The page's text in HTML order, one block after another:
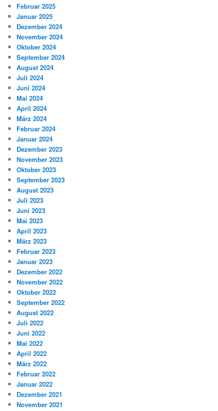
Februar 2025
Januar 2025
Dezember 2024
November 2024
Oktober 2024
September 2024
August 2024
Juli 2024
Juni 2024
Mai 2024
April 2024
März 2024
Februar 2024
Januar 2024
Dezember 2023
November 2023
Oktober 2023
September 2023
August 2023
Juli 2023
Juni 2023
Mai 2023
April 2023
März 2023
Februar 2023
Januar 2023
Dezember 2022
November 2022
Oktober 2022
September 2022
August 2022
Juli 2022
Juni 2022
Mai 2022
April 2022
März 2022
Februar 2022
Januar 2022
Dezember 2021
November 2021